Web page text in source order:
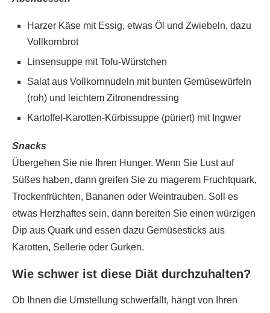
Harzer Käse mit Essig, etwas Öl und Zwiebeln, dazu
Vollkornbrot
Linsensuppe mit Tofu-Würstchen
Salat aus Vollkornnudeln mit bunten Gemüsewürfeln
(roh) und leichtem Zitronendressing
Kartoffel-Karotten-Kürbissuppe (püriert) mit Ingwer
Snacks
Übergehen Sie nie Ihren Hunger. Wenn Sie Lust auf
Süßes haben, dann greifen Sie zu magerem Fruchtquark,
Trockenfrüchten, Bananen oder Weintrauben. Soll es
etwas Herzhaftes sein, dann bereiten Sie einen würzigen
Dip aus Quark und essen dazu Gemüsesticks aus
Karotten, Sellerie oder Gurken.
Wie schwer ist diese Diät durchzuhalten?
Ob Ihnen die Umstellung schwerfällt, hängt von Ihren